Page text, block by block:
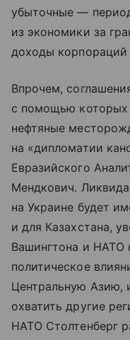
убыточные —
из экономики за
доходы корпораций
Впрочем,
с помощью которых
нефтяные
на «дипломатии
Евразийского
Мендкович.
на Украине будет
и для Казахстана,
Вашингтона и НАТО
политическое
Центральную Азию,
охватить другие
НАТО Столтенберг